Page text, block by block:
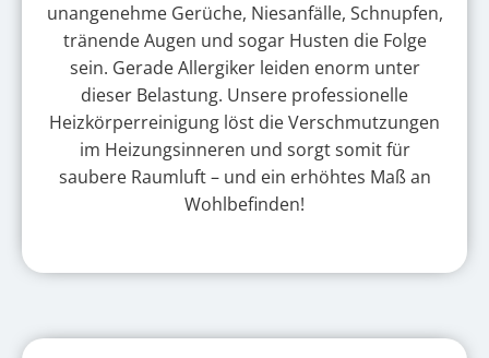
unangenehme Gerüche, Niesanfälle, Schnupfen,
tränende Augen und sogar Husten die Folge
sein. Gerade Allergiker leiden enorm unter
dieser Belastung. Unsere professionelle
Heizkörperreinigung löst die Verschmutzungen
im Heizungsinneren und sorgt somit für
saubere Raumluft – und ein erhöhtes Maß an
Wohlbefinden!